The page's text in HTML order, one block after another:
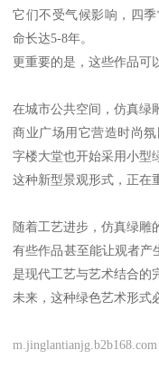
它们不受气候影响，四
命长达5-8年。
更重要的是，这些作品可
在城市公共空间，仿真绿
商业广场用它营造时尚
字楼大堂也开始采用小型
这种新型景观形式，正在
随着工艺进步，仿真绿雕
有些作品甚至能让观者产
是现代工艺与艺术结合的
未来，这种绿色艺术形式
m.jinglantianjg.b2b168.com